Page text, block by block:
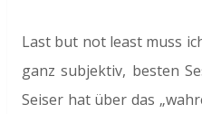
Last but not least muss
ganz subjektiv, besten
Seiser hat über das